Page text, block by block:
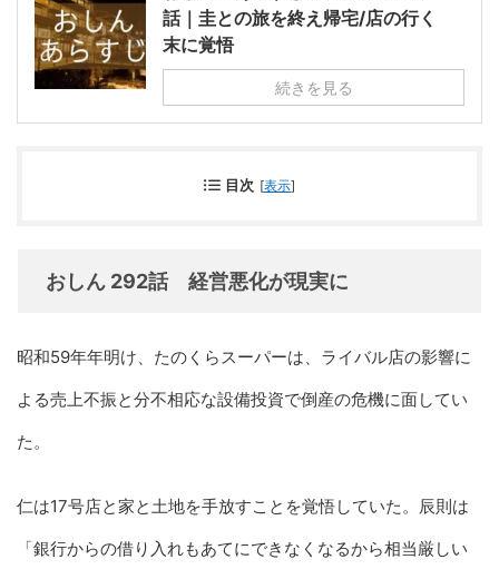
話｜圭との旅を終え帰宅/店の行く
末に覚悟
続きを見る
目次 [表示]
おしん 292話 経営悪化が現実に
昭和59年年明け、たのくらスーパーは、ライバル店の影響に
よる売上不振と分不相応な設備投資で倒産の危機に面してい
た。
仁は17号店と家と土地を手放すことを覚悟していた。辰則は
「銀行からの借り入れもあてにできなくなるから相当厳しい